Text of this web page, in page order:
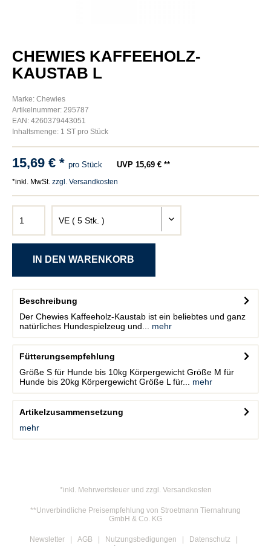
CHEWIES KAFFEEHOLZ-
KAUSTAB L
Marke: Chewies
Artikelnummer: 295787
EAN: 4260379443051
Inhaltsmenge: 1 ST pro Stück
15,69 € * pro Stück UVP 15,69 € **
*inkl. MwSt. zzgl. Versandkosten
Beschreibung
Der Chewies Kaffeeholz-Kaustab ist ein beliebtes und ganz
natürliches Hundespielzeug und...
mehr
Fütterungsempfehlung
Größe S für Hunde bis 10kg Körpergewicht Größe M für
Hunde bis 20kg Körpergewicht Größe L für...
mehr
Artikelzusammensetzung
mehr
*inkl. Mehrwertsteuer und zzgl. Versandkosten
**Unverbindliche Preisempfehlung von Stroetmann Tiernahrung
GmbH & Co. KG
Newsletter AGB Nutzungsbedigungen
Datenschutz